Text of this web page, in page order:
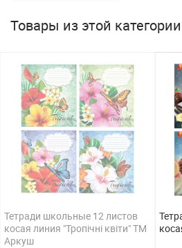
Товары из этой категории
Тетради школьные 12 листов
косая линия "Тропічні квіти" ТМ
Аркуш